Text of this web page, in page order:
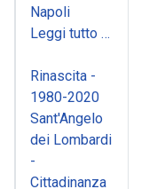
Napoli
Leggi tutto …
Rinascita -
1980-2020
Sant'Angelo
dei Lombardi
-
Cittadinanza